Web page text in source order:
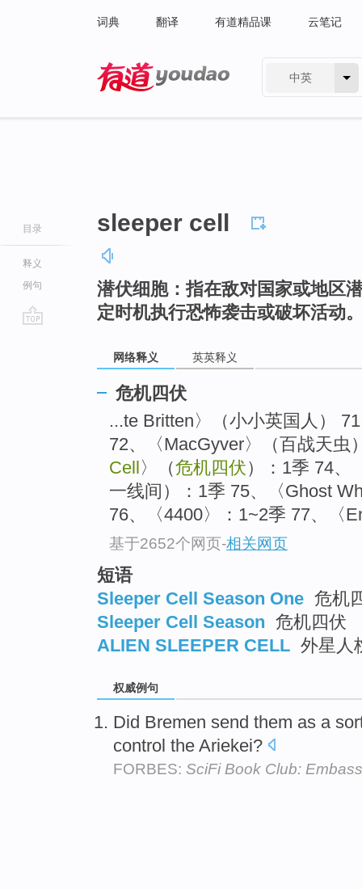
词典 翻译 有道精品课 云笔记
中英
目录
释义
例句
sleeper cell
潜伏细胞：指在敌对国家或地区
定时机执行恐怖袭击或破坏活动
网络释义 英英释义
危机四伏
...te Britten〉（小小英国人）
72、〈MacGyver〉（百战天虫
Cell 〉（危机四伏）：1季 74、
一线间）：1季 75、〈Ghost
76、〈4400〉：1~2季 77、〈
基于2652个网页-相关网页
短语
Sleeper Cell Season One 危机
Sleeper Cell Season 危机四伏
ALIEN SLEEPER CELL 外星人
权威例句
Did Bremen send them as a
control the Ariekei?
FORBES: SciFi Book Club: